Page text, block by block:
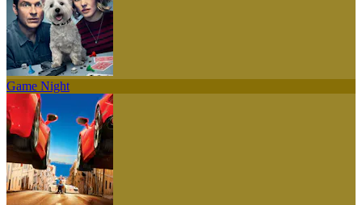
Game Night